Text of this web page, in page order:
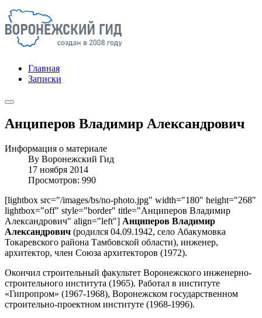
Главная
Записки
Анциперов Владимир Александрович
Информация о материале
By Воронежский Гид
17 ноября 2014
Просмотров: 990
[lightbox src="/images/bs/no-photo.jpg" width="180" height="268"
lightbox="off" style="border" title="Анциперов Владимир
Александрович" align="left"] Анциперов Владимир
Александрович (родился 04.09.1942, село Абакумовка
Токаревского района Тамбовской области), инженер,
архитектор, член Союза архитекторов (1972).
Окончил строительный факультет Воронежского инженерно-
строительного института (1965). Работал в институте
«Гипропром» (1967-1968), Воронежском государственном
строительно-проектном институте (1968-1996).